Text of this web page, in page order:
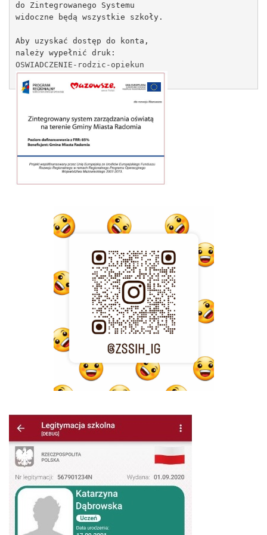
do Zintegrowanego Systemu
widoczne będą wszystkie szkoły.
Aby uzyskać dostęp do konta,
należy wypełnić druk:
OSWIADCZENIE-rodzic-opiekun